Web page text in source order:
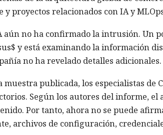
y proyectos relacionados con IA y
aún no ha confirmado la intrusión. Un
y está examinando la información
no ha revelado detalles adicionales.
muestra publicada, los especialistas de
Según los autores del informe,
Por tanto, ahora no se puede
archivos de configuración,